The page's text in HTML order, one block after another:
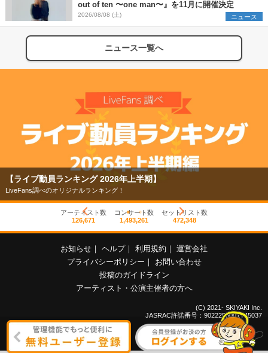
out of ten 〜one man〜』を11月に開催決定
2026/08/08 (土) ニュース
ニュース一覧へ
【ライブ動員ランキング 2026年上半期】
LiveFans調べのオリジナルランキング！
アーティスト数
126,671
コンサート数
1,493,261
セットリスト数
472,348
お知らせ ヘルプ 利用規約
運営会社
プライバシーポリシー
お問い合わせ
投稿のガイドライン
アーティスト・公演主催者の方へ
(C) 2021- SKIYAKI Inc.
JASRAC許諾番号：9022255001Y45037